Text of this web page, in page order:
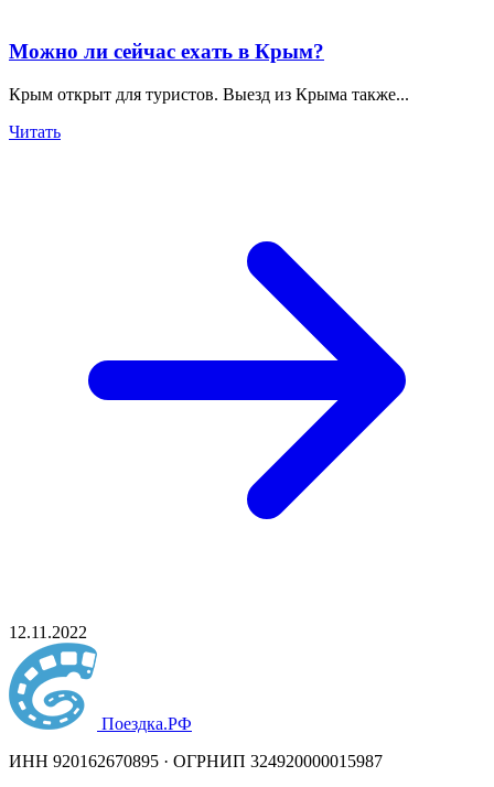
Можно ли сейчас ехать в Крым?
Крым открыт для туристов. Выезд из Крыма также...
Читать
12.11.2022
Поездка.РФ
ИНН 920162670895 · ОГРНИП 324920000015987